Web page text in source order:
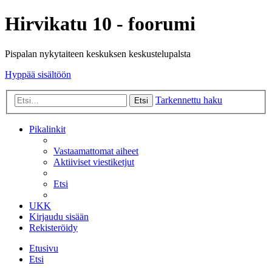
Hirvikatu 10 - foorumi
Pispalan nykytaiteen keskuksen keskustelupalsta
Hyppää sisältöön
Etsi Tarkennettu haku
Pikalinkit
Vastaamattomat aiheet
Aktiiviset viestiketjut
Etsi
UKK
Kirjaudu sisään
Rekisteröidy
Etusivu
Etsi